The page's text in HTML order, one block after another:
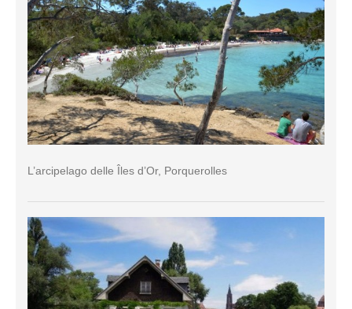
L’arcipelago delle Îles d’Or, Porquerolles